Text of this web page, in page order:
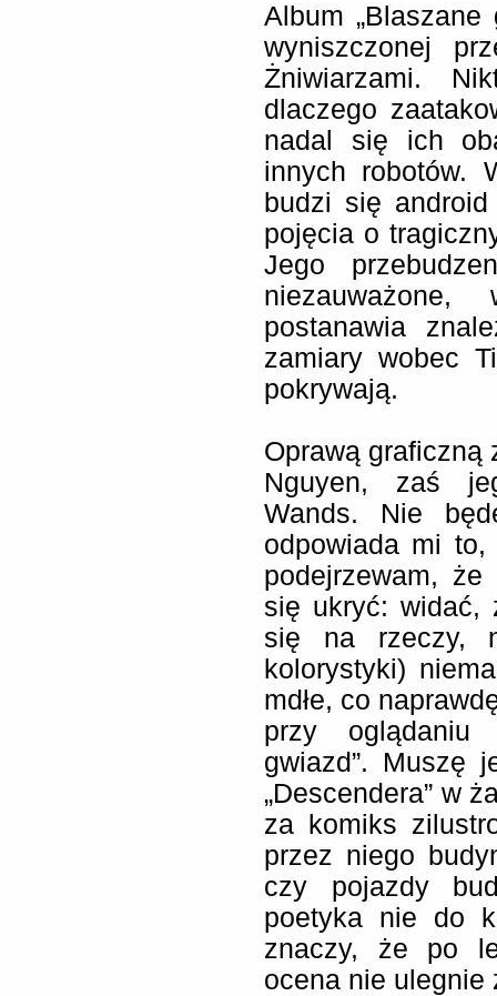
Album „Blaszane
wyniszczonej
Żniwiarzami.
dlaczego
nadal się ich
innych robotów.
budzi się
pojęcia o
Jego
postanawia
zamiary wobec
pokrywają.
Oprawą graficzną
Nguyen, zaś
Wands. Nie
odpowiada mi to,
podejrzewam,
się ukryć: widać,
się na rzeczy,
kolorystyki)
mdłe, co
przy oglądaniu
gwiazd”. Muszę
„Descendera” w
za komiks
przez niego
czy pojazdy
poetyka nie do
znaczy, że po
ocena nie ulegnie